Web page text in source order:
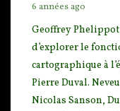
6 années ago
Geoffrey Phelippot
d’explorer le
cartographique à
Pierre Duval.
Nicolas Sanson,